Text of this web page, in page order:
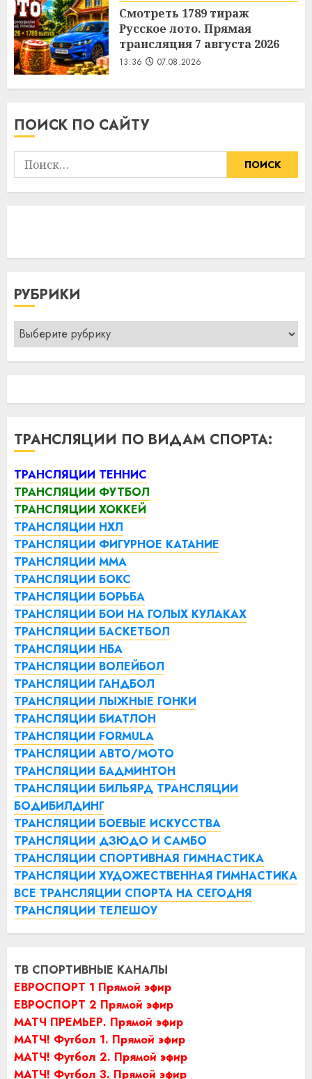
Смотреть 1789 тираж
Русское лото. Прямая
трансляция 7 августа 2026
13:36 07.08.2026
ПОИСК ПО САЙТУ
Найти:
РУБРИКИ
Рубрики
ТРАНСЛЯЦИИ ПО ВИДАМ СПОРТА:
ТРАНСЛЯЦИИ ТЕННИС
ТРАНСЛЯЦИИ ФУТБОЛ
ТРАНСЛЯЦИИ ХОККЕЙ
ТРАНСЛЯЦИИ НХЛ
ТРАНСЛЯЦИИ ФИГУРНОЕ КАТАНИЕ
ТРАНСЛЯЦИИ ММА
ТРАНСЛЯЦИИ БОКС
ТРАНСЛЯЦИИ БОРЬБА
ТРАНСЛЯЦИИ БОИ НА ГОЛЫХ КУЛАКАХ
ТРАНСЛЯЦИИ БАСКЕТБОЛ
ТРАНСЛЯЦИИ НБА
ТРАНСЛЯЦИИ ВОЛЕЙБОЛ
ТРАНСЛЯЦИИ ГАНДБОЛ
ТРАНСЛЯЦИИ ЛЫЖНЫЕ ГОНКИ
ТРАНСЛЯЦИИ БИАТЛОН
ТРАНСЛЯЦИИ FORMULA
ТРАНСЛЯЦИИ АВТО/МОТО
ТРАНСЛЯЦИИ БАДМИНТОН
ТРАНСЛЯЦИИ БИЛЬЯРД ТРАНСЛЯЦИИ
БОДИБИЛДИНГ
ТРАНСЛЯЦИИ БОЕВЫЕ ИСКУССТВА
ТРАНСЛЯЦИИ ДЗЮДО И САМБО
ТРАНСЛЯЦИИ СПОРТИВНАЯ ГИМНАСТИКА
ТРАНСЛЯЦИИ ХУДОЖЕСТВЕННАЯ ГИМНАСТИКА
ВСЕ ТРАНСЛЯЦИИ СПОРТА НА СЕГОДНЯ
ТРАНСЛЯЦИИ ТЕЛЕШОУ
ТВ СПОРТИВНЫЕ КАНАЛЫ
ЕВРОСПОРТ 1 Прямой эфир
ЕВРОСПОРТ 2 Прямой эфир
МАТЧ ПРЕМЬЕР. Прямой эфир
МАТЧ! Футбол 1. Прямой эфир
МАТЧ! Футбол 2. Прямой эфир
МАТЧ! Футбол 3. Прямой эфир